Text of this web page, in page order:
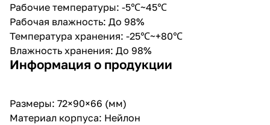
Рабочие температуры: -5℃~45℃
Рабочая влажность: До 98%
Температура хранения: -25℃~+80℃
Влажность хранения: До 98%
Информация о продукции
Размеры: 72×90×66 (мм)
Материал корпуса: Нейлон